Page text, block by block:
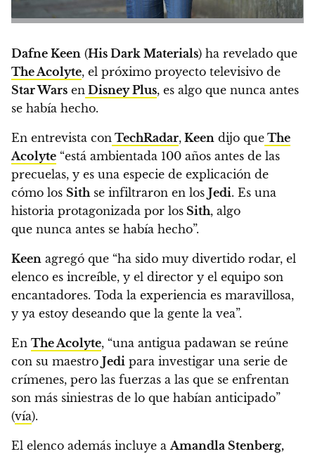
Dafne Keen (His Dark Materials) ha revelado que
The Acolyte, el próximo proyecto televisivo de
Star Wars en Disney Plus, es algo que nunca antes
se había hecho.
En entrevista con TechRadar, Keen dijo que The
Acolyte “está ambientada 100 años antes de las
precuelas, y es una especie de explicación de
cómo los Sith se infiltraron en los Jedi. Es una
historia protagonizada por los Sith, algo
que nunca antes se había hecho”.
Keen agregó que “ha sido muy divertido rodar, el
elenco es increíble, y el director y el equipo son
encantadores. Toda la experiencia es maravillosa,
y ya estoy deseando que la gente la vea”.
En The Acolyte, “una antigua padawan se reúne
con su maestro Jedi para investigar una serie de
crímenes, pero las fuerzas a las que se enfrentan
son más siniestras de lo que habían anticipado”
(vía).
El elenco además incluye a Amandla Stenberg,